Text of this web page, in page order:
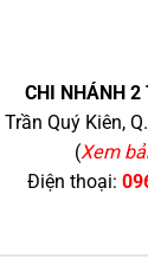
CHI NHÁNH 2
Trần Quý Kiên,
(Xem
Điện thoại: